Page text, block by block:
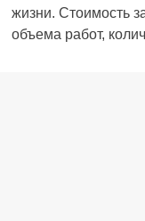
жизни. Стоимость
объема работ,